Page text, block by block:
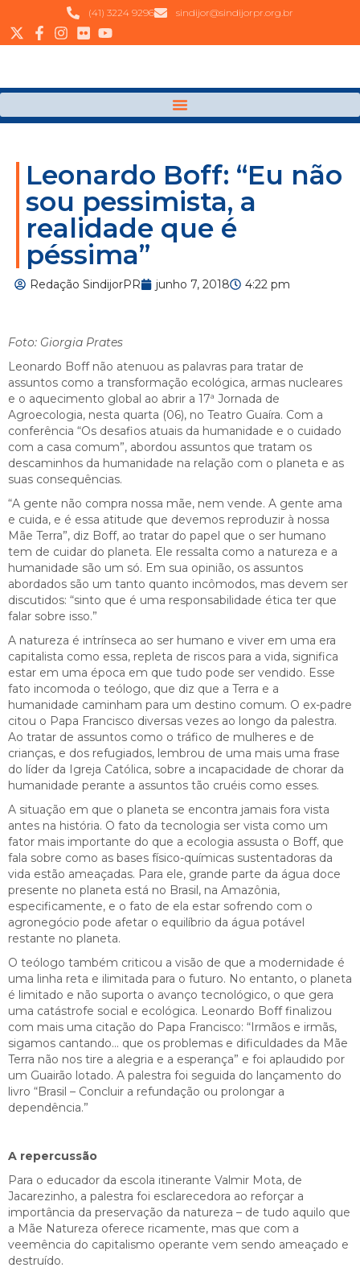
(41) 3224 9296 sindijor@sindijorpr.org.br
Leonardo Boff: “Eu não
sou pessimista, a
realidade que é
péssima”
Redação SindijorPR junho 7, 2018 4:22 pm
Foto: Giorgia Prates
Leonardo Boff não atenuou as palavras para tratar de
assuntos como a transformação ecológica, armas nucleares
e o aquecimento global ao abrir a 17ª Jornada de
Agroecologia, nesta quarta (06), no Teatro Guaíra. Com a
conferência “Os desafios atuais da humanidade e o cuidado
com a casa comum”, abordou assuntos que tratam os
descaminhos da humanidade na relação com o planeta e as
suas consequências.
“A gente não compra nossa mãe, nem vende. A gente ama
e cuida, e é essa atitude que devemos reproduzir à nossa
Mãe Terra”, diz Boff, ao tratar do papel que o ser humano
tem de cuidar do planeta. Ele ressalta como a natureza e a
humanidade são um só. Em sua opinião, os assuntos
abordados são um tanto quanto incômodos, mas devem ser
discutidos: “sinto que é uma responsabilidade ética ter que
falar sobre isso.”
A natureza é intrínseca ao ser humano e viver em uma era
capitalista como essa, repleta de riscos para a vida, significa
estar em uma época em que tudo pode ser vendido. Esse
fato incomoda o teólogo, que diz que a Terra e a
humanidade caminham para um destino comum. O ex-padre
citou o Papa Francisco diversas vezes ao longo da palestra.
Ao tratar de assuntos como o tráfico de mulheres e de
crianças, e dos refugiados, lembrou de uma mais uma frase
do líder da Igreja Católica, sobre a incapacidade de chorar da
humanidade perante a assuntos tão cruéis como esses.
A situação em que o planeta se encontra jamais fora vista
antes na história. O fato da tecnologia ser vista como um
fator mais importante do que a ecologia assusta o Boff, que
fala sobre como as bases físico-químicas sustentadoras da
vida estão ameaçadas. Para ele, grande parte da água doce
presente no planeta está no Brasil, na Amazônia,
especificamente, e o fato de ela estar sofrendo com o
agronegócio pode afetar o equilíbrio da água potável
restante no planeta.
O teólogo também criticou a visão de que a modernidade é
uma linha reta e ilimitada para o futuro. No entanto, o planeta
é limitado e não suporta o avanço tecnológico, o que gera
uma catástrofe social e ecológica. Leonardo Boff finalizou
com mais uma citação do Papa Francisco: “Irmãos e irmãs,
sigamos cantando… que os problemas e dificuldades da Mãe
Terra não nos tire a alegria e a esperança” e foi aplaudido por
um Guairão lotado. A palestra foi seguida do lançamento do
livro “Brasil – Concluir a refundação ou prolongar a
dependência.”
A repercussão
Para o educador da escola itinerante Valmir Mota, de
Jacarezinho, a palestra foi esclarecedora ao reforçar a
importância da preservação da natureza – de tudo aquilo que
a Mãe Natureza oferece ricamente, mas que com a
veemência do capitalismo operante vem sendo ameaçado e
destruído.